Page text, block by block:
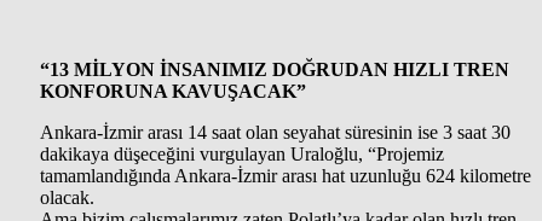
“13 MİLYON İNSANIMIZ DOĞRUDAN HIZLI TREN
KONFORUNA KAVUŞACAK”
Ankara-İzmir arası 14 saat olan seyahat süresinin ise 3 saat 30
dakikaya düşeceğini vurgulayan Uraloğlu, “Projemiz
tamamlandığında Ankara-İzmir arası hat uzunluğu 624 kilometre
olacak.